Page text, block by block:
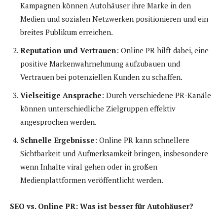
Kampagnen können Autohäuser ihre Marke in den
Medien und sozialen Netzwerken positionieren und ein
breites Publikum erreichen.
Reputation und Vertrauen: Online PR hilft dabei, eine
positive Markenwahrnehmung aufzubauen und
Vertrauen bei potenziellen Kunden zu schaffen.
Vielseitige Ansprache: Durch verschiedene PR-Kanäle
können unterschiedliche Zielgruppen effektiv
angesprochen werden.
Schnelle Ergebnisse: Online PR kann schnellere
Sichtbarkeit und Aufmerksamkeit bringen, insbesondere
wenn Inhalte viral gehen oder in großen
Medienplattformen veröffentlicht werden.
SEO vs. Online PR: Was ist besser für Autohäuser?